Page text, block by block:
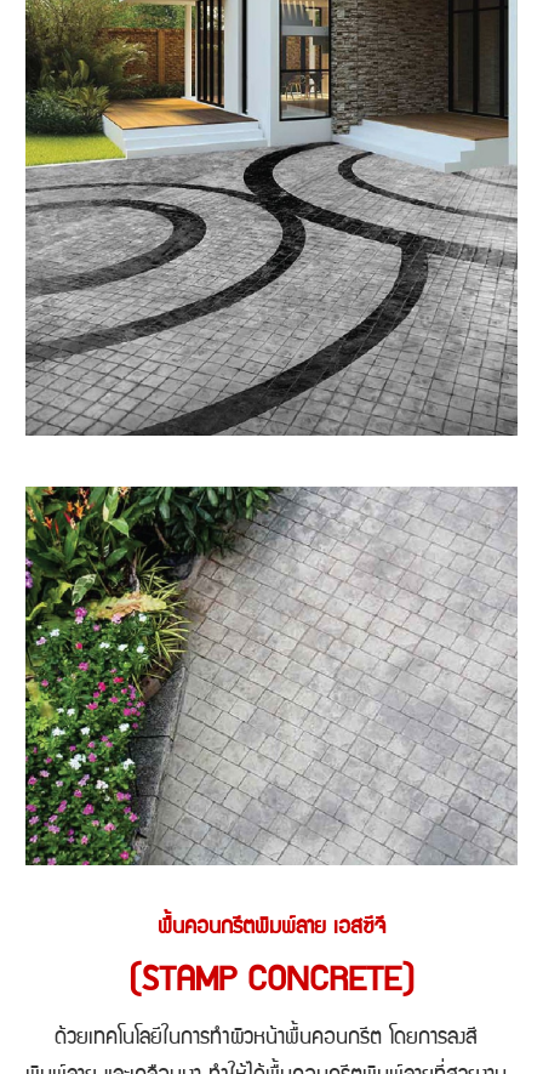
พื้นคอนกรีตพิมพ์ลาย เอสซีจี
(STAMP CONCRETE)
ด้วยเทคโนโลยีในการทำผิวหน้าพื้นคอนกรีต โดยการลงสี